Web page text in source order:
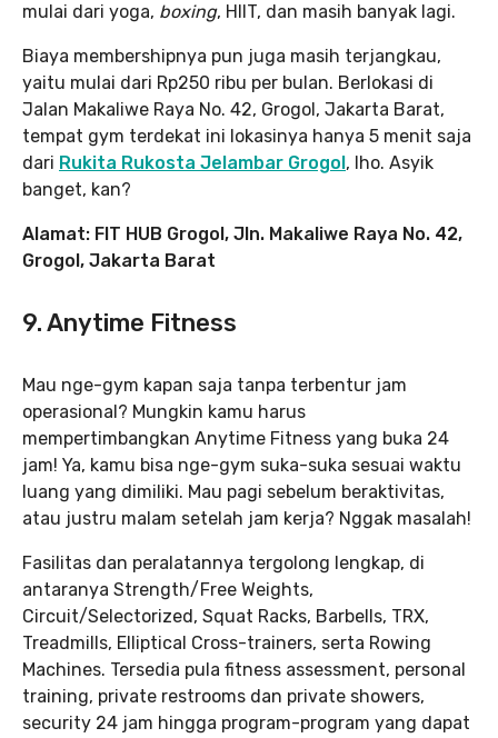
mulai dari yoga, boxing, HIIT, dan masih banyak lagi.
Biaya membershipnya pun juga masih terjangkau,
yaitu mulai dari Rp250 ribu per bulan. Berlokasi di
Jalan Makaliwe Raya No. 42, Grogol, Jakarta Barat,
tempat gym terdekat ini lokasinya hanya 5 menit saja
dari Rukita Rukosta Jelambar Grogol, lho. Asyik
banget, kan?
Alamat: FIT HUB Grogol, Jln. Makaliwe Raya No. 42,
Grogol, Jakarta Barat
9. Anytime Fitness
Mau nge-gym kapan saja tanpa terbentur jam
operasional? Mungkin kamu harus
mempertimbangkan Anytime Fitness yang buka 24
jam! Ya, kamu bisa nge-gym suka-suka sesuai waktu
luang yang dimiliki. Mau pagi sebelum beraktivitas,
atau justru malam setelah jam kerja? Nggak masalah!
Fasilitas dan peralatannya tergolong lengkap, di
antaranya Strength/Free Weights,
Circuit/Selectorized, Squat Racks, Barbells, TRX,
Treadmills, Elliptical Cross-trainers, serta Rowing
Machines. Tersedia pula fitness assessment, personal
training, private restrooms dan private showers,
security 24 jam hingga program-program yang dapat